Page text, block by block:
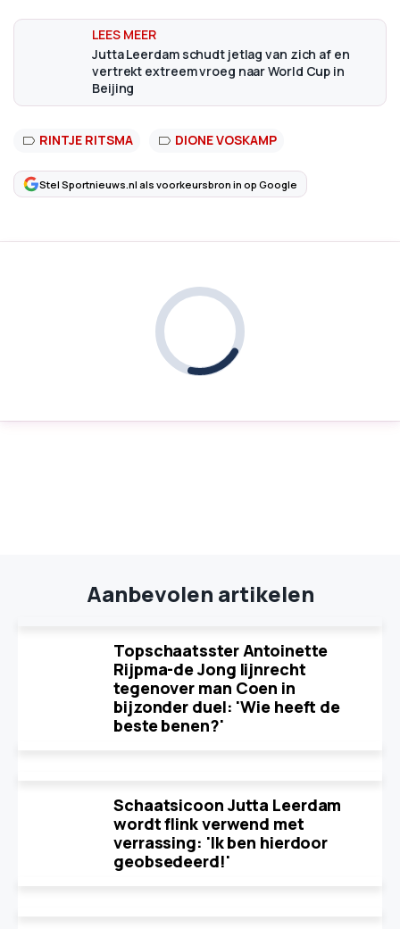
Jutta Leerdam schudt jetlag van zich af en
vertrekt extreem vroeg naar World Cup in
Beijing
RINTJE RITSMA DIONE VOSKAMP
Stel Sportnieuws.nl als voorkeursbron in op Google
Aanbevolen artikelen
Topschaatsster Antoinette
Rijpma-de Jong lijnrecht
tegenover man Coen in
bijzonder duel: 'Wie heeft de
beste benen?'
Schaatsicoon Jutta Leerdam
wordt flink verwend met
verrassing: 'Ik ben hierdoor
geobsedeerd!'